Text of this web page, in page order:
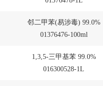
邻二甲苯(易涉毒) 99.0%
01376476-100ml
1,3,5-三甲基苯 99.0%
016300528-1L